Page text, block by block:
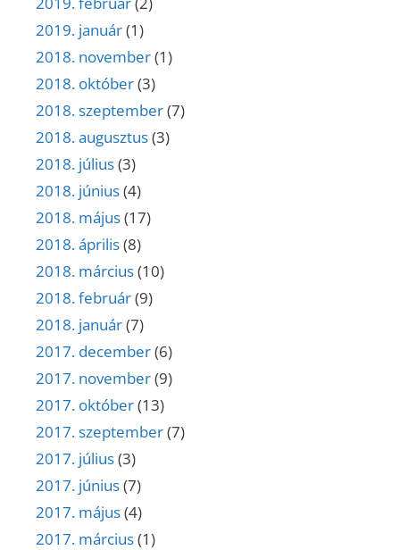
2019. január(1)
2018. november(1)
2018. október(3)
2018. szeptember(7)
2018. augusztus(3)
2018. július(3)
2018. június(4)
2018. május(17)
2018. április(8)
2018. március(10)
2018. február(9)
2018. január(7)
2017. december(6)
2017. november(9)
2017. október(13)
2017. szeptember(7)
2017. július(3)
2017. június(7)
2017. május(4)
2017. március(1)